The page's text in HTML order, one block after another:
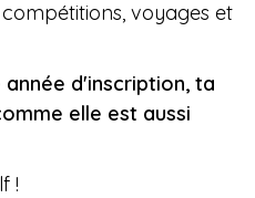
voyages et
d'inscription, ta
elle est aussi
!